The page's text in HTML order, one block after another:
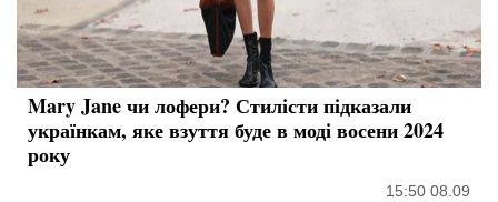
Mary Jane чи лофери? Стилісти підказали
українкам, яке взуття буде в моді восени 2024
року
15:50 08.09